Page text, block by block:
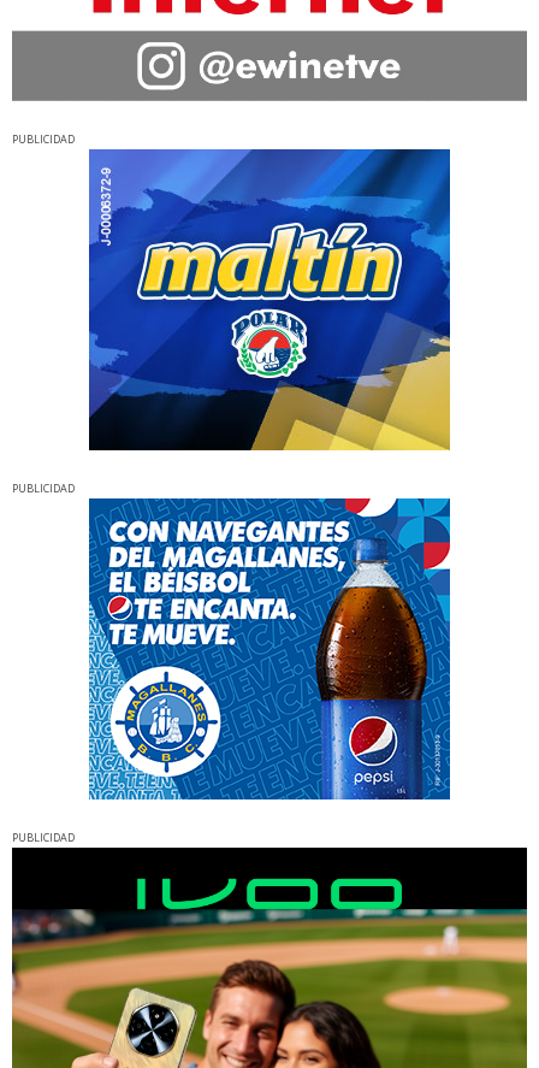
PUBLICIDAD
PUBLICIDAD
PUBLICIDAD